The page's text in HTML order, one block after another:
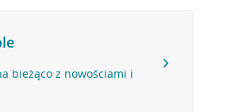
bieżąco z nowościami i